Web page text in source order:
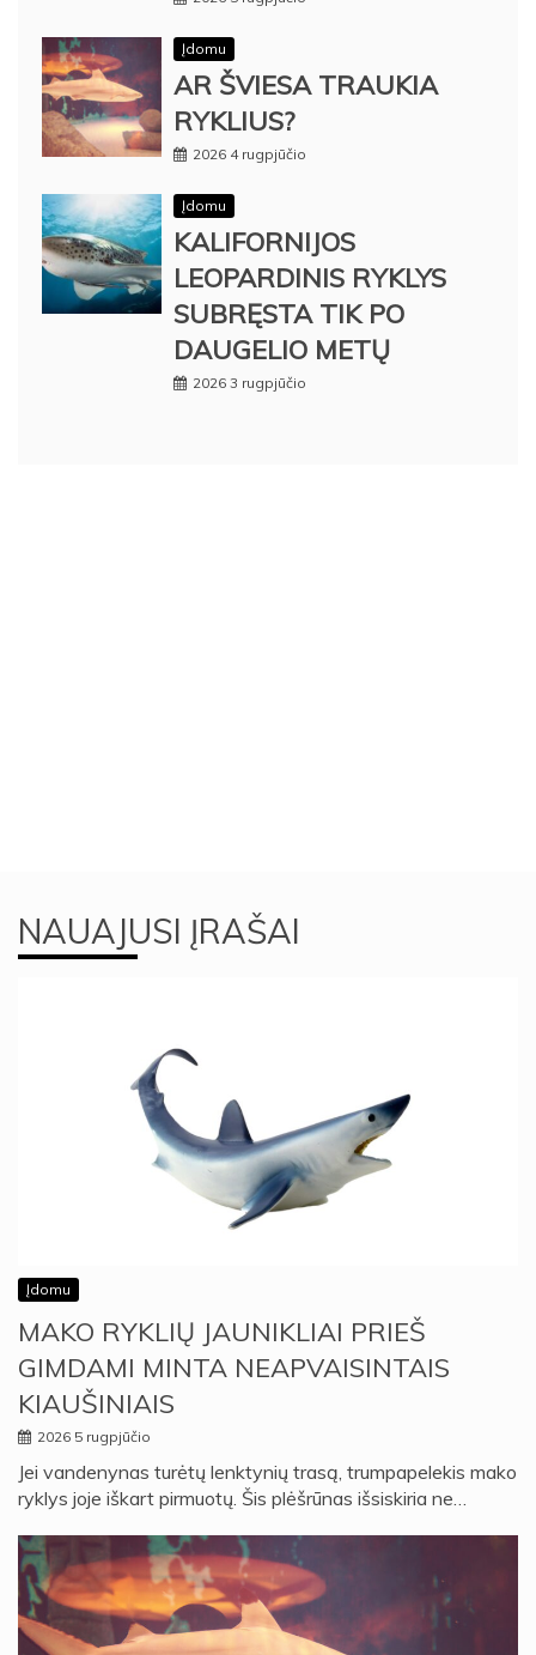
Įdomu
AR ŠVIESA TRAUKIA
RYKLIUS?
2026 4 rugpjūčio
Įdomu
KALIFORNIJOS
LEOPARDINIS RYKLYS
SUBRĘSTA TIK PO
DAUGELIO METŲ
2026 3 rugpjūčio
NAUAJUSI ĮRAŠAI
Įdomu
MAKO RYKLIŲ JAUNIKLIAI PRIEŠ
GIMDAMI MINTA NEAPVAISINTAIS
KIAUŠINIAIS
2026 5 rugpjūčio
Jei vandenynas turėtų lenktynių trasą, trumpapelekis mako
ryklys joje iškart pirmuotų. Šis plėšrūnas išsiskiria ne…